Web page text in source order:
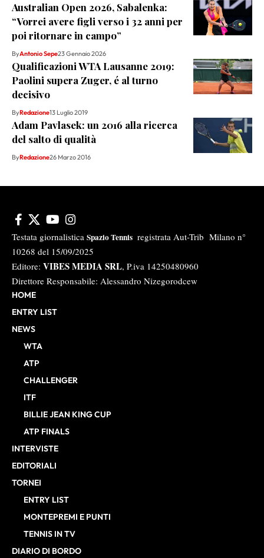
Australian Open 2026, Sabalenka:
“Vorrei avere figli verso i 32 anni per
poi ritornare in campo”
ByAntonio Sepe23 Gennaio 2026
Qualificazioni WTA Lausanne 2019:
Paolini supera Zuger, é al turno
decisivo
ByRedazione13 Luglio 2019
Adam Pavlasek: un 2016 alla ricerca
del salto di qualità
ByRedazione26 Marzo 2016
Testata giornalistica Spazio Tennis registrata Aut-Trib Milano n°
10268 del 15/09/2025
Editore: VIBES MEDIA SRL, P.iva 14250480960
Direttore Responsabile: Alessandro Nizegorodcew
HOME
ENTRY LIST
NEWS
WTA
ATP
CHALLENGER
ITF
BILLIE JEAN KING CUP
ATP FINALS
INTERVISTE
EDITORIALI
TORNEI
ENTRY LIST
MONTEPREMI E PUNTI
TENNIS IN TV
DIARIO DI BORDO